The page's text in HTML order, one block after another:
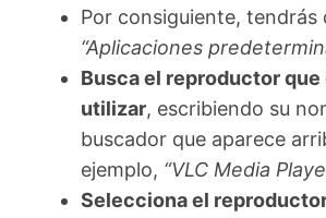
Por consiguiente, tendrás
“Aplicaciones
Busca el reproductor
utilizar, escribiendo su
buscador que aparece
ejemplo, “VLC Media
Selecciona el